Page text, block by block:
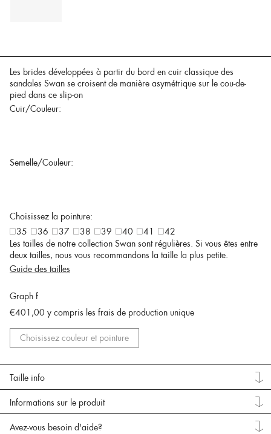
Les brides développées à partir du bord en cuir classique des
sandales Swan se croisent de manière asymétrique sur le cou-de-
pied dans ce slip-on
Cuir/Couleur:
Semelle/Couleur:
Choisissez la pointure:
35
36 37 38 39 40 41
42
Les tailles de notre collection Swan sont régulières. Si vous êtes entre
deux tailles, nous vous recommandons la taille la plus petite.
Guide des tailles
Graph f
€401,00 y compris les frais de production unique
Choisissez couleur et pointure
Taille info
Informations sur le produit
Avez-vous besoin d'aide?